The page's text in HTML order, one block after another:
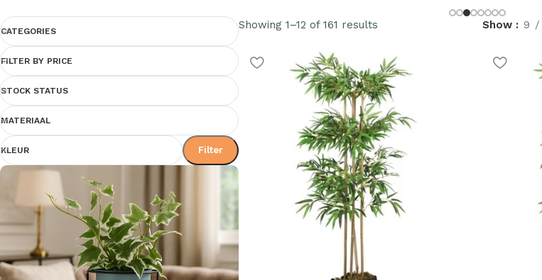
CATEGORIES
FILTER BY PRICE
STOCK STATUS
MATERIAAL
KLEUR Filter
Showing 1–12 of 161 results Show 9